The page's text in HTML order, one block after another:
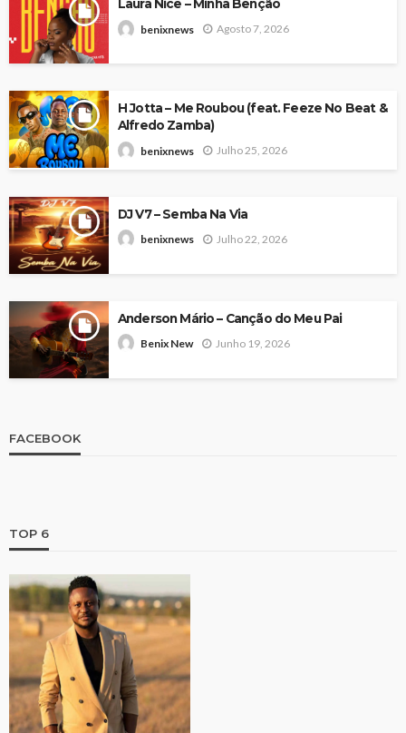
Laura Nice – Minha Bênção
benixnews Agosto 7, 2026
H Jotta – Me Roubou (feat. Feeze No Beat &
Alfredo Zamba)
benixnews Julho 25, 2026
DJ V7 – Semba Na Via
benixnews Julho 22, 2026
Anderson Mário – Canção do Meu Pai
Benix New Junho 19, 2026
FACEBOOK
TOP 6